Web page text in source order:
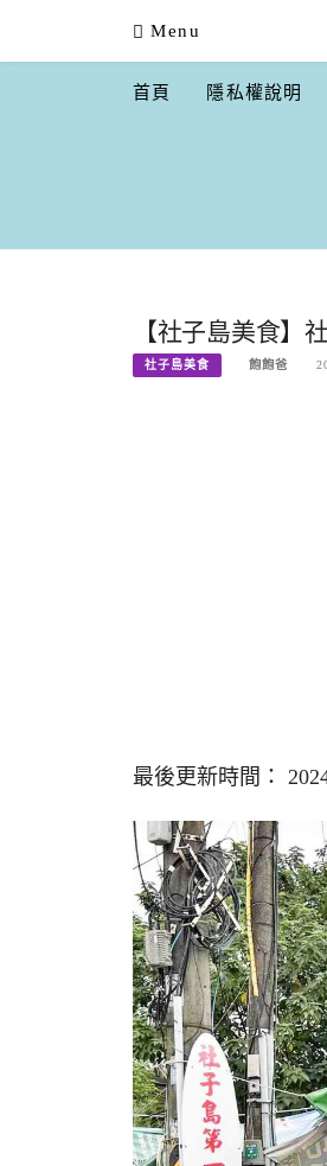
content
Menu
首頁 隱私權說明
【社子島美食】
社子島美食 飽飽爸
最後更新時間：